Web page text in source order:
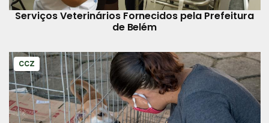
Serviços Veterinários Fornecidos pela Prefeitura
de Belém
CCZ